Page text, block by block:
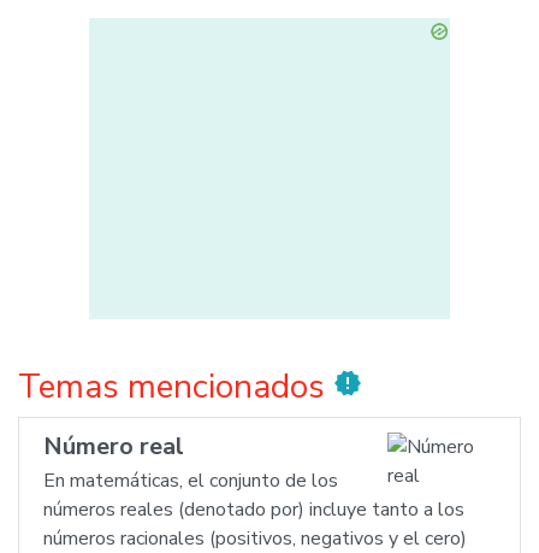
Temas mencionados new_releases
Número real
En matemáticas, el conjunto de los
números reales (denotado por) incluye tanto a los
números racionales (positivos, negativos y el cero)